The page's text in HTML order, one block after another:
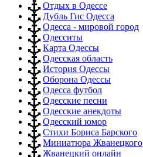
Отдых в Одессе
Дубль Гис Одесса
Одесса - мировой город
Одесситы
Карта Одессы
Одесская область
История Одессы
Оборона Одессы
Одесса футбол
Одесские песни
Одесские анекдоты
Одесский юмор
Стихи Бориса Барского
Миниатюра Жванецкого
Жванецкий онлайн